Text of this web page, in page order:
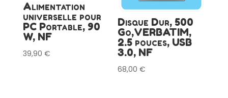
Alimentation
universelle pour
PC Portable, 90
W, NF
39,90 €
Disque Dur, 500
Go,VERBATIM,
2.5 pouces, USB
3.0, NF
68,00€